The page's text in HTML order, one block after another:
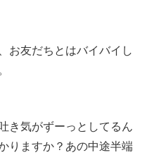
お友だちとはバイバイし
き気がずーっとしてるん
りますか？あの中途半端